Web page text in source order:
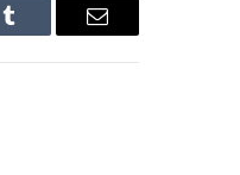
Tumblr Email